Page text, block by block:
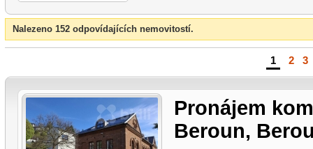
Nalezeno 152 odpovídajících nemovitostí.
1 2 3
Pronájem
Beroun,